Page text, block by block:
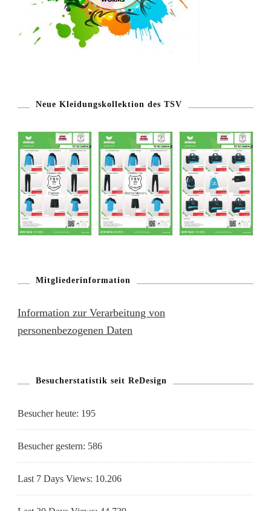
Neue Kleidungskollektion des TSV
Mitgliederinformation
Information zur Verarbeitung von
personenbezogenen Daten
Besucherstatistik seit ReDesign
Besucher heute: 195
Besucher gestern: 586
Last 7 Days Views: 10.206